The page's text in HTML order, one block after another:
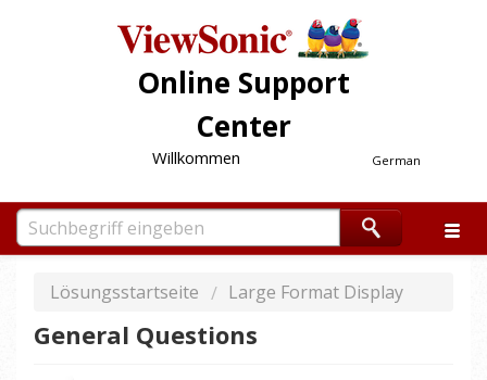
Online Support
Center
German
Willkommen
Lösungsstartseite Large Format Display
General Questions